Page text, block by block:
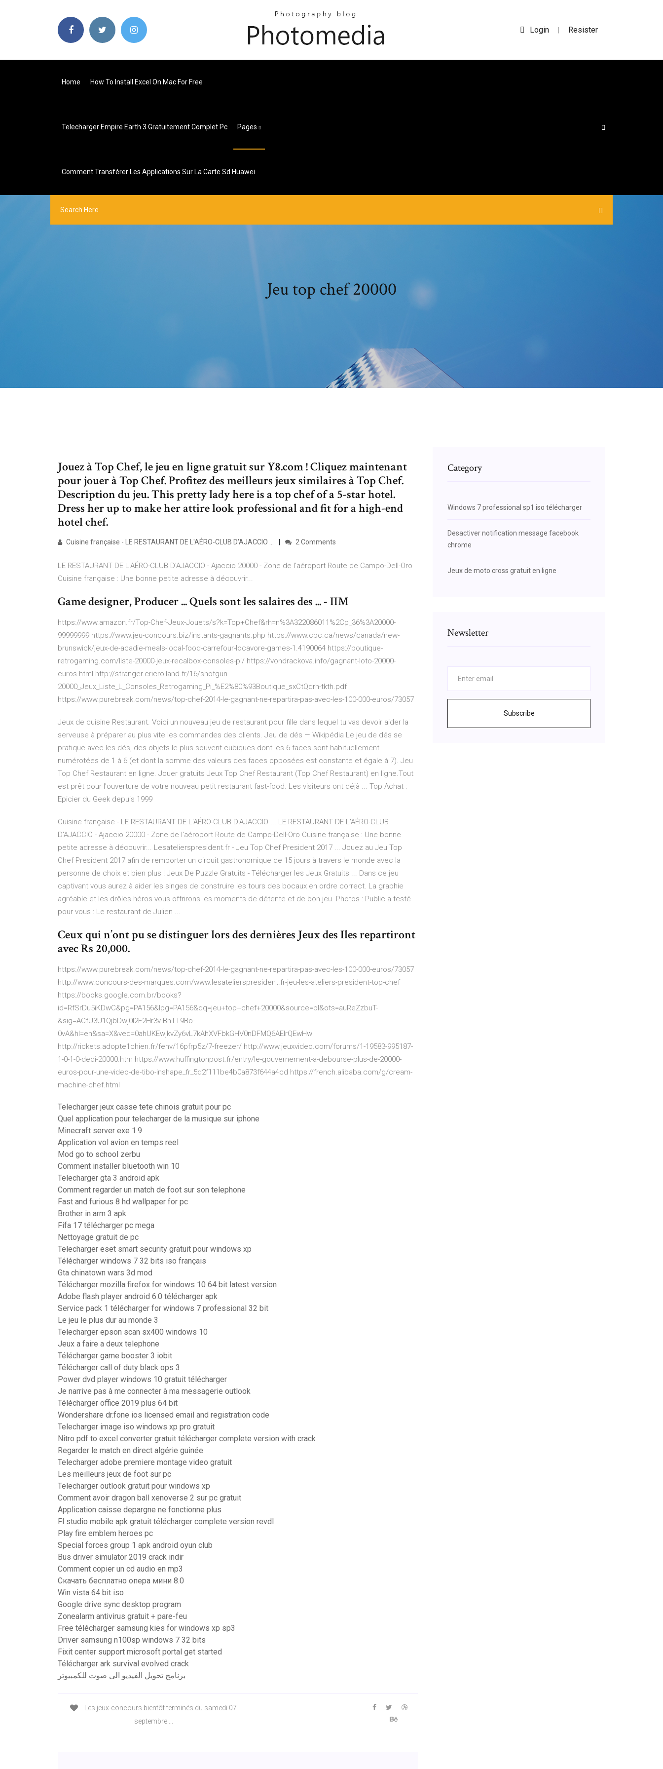
Login | Resister
Home How To Install Excel On Mac For Free
Telecharger Empire Earth 3 Gratuitement Complet Pc Pages
Comment Transférer Les Applications Sur La Carte Sd Huawei
Jeu top chef 20000
Jouez à Top Chef, le jeu en ligne gratuit sur Y8.com ! Cliquez maintenant
pour jouer à Top Chef. Profitez des meilleurs jeux similaires à Top Chef.
Description du jeu. This pretty lady here is a top chef of a 5-star hotel.
Dress her up to make her attire look professional and fit for a high-end
hotel chef.
Cuisine française - LE RESTAURANT DE L'AÉRO-CLUB D'AJACCIO ... 2 Comments
LE RESTAURANT DE L'AÉRO-CLUB D'AJACCIO - Ajaccio 20000 - Zone de l'aéroport Route de Campo-Dell-Oro
Cuisine française : Une bonne petite adresse à découvrir...
Game designer, Producer ... Quels sont les salaires des ... - IIM
https://www.amazon.fr/Top-Chef-Jeux-Jouets/s?k=Top+Chef&rh=n%3A322086011%2Cp_36%3A20000-
99999999 https://www.jeu-concours.biz/instants-gagnants.php https://www.cbc.ca/news/canada/new-
brunswick/jeux-de-acadie-meals-local-food-carrefour-locavore-games-1.4190064 https://boutique-
retrogaming.com/liste-20000-jeux-recalbox-consoles-pi/ https://vondrackova.info/gagnant-loto-20000-
euros.html http://stranger.ericrolland.fr/16/shotgun-
20000_Jeux_Liste_L_Consoles_Retrogaming_Pi_%E2%80%93Boutique_sxCtQdrh-tkth.pdf
https://www.purebreak.com/news/top-chef-2014-le-gagnant-ne-repartira-pas-avec-les-100-000-euros/73057
Jeux de cuisine Restaurant. Voici un nouveau jeu de restaurant pour fille dans lequel tu vas devoir aider la
serveuse à préparer au plus vite les commandes des clients. Jeu de dés — Wikipédia Le jeu de dés se
pratique avec les dés, des objets le plus souvent cubiques dont les 6 faces sont habituellement
numérotées de 1 à 6 (et dont la somme des valeurs des faces opposées est constante et égale à 7). Jeu
Top Chef Restaurant en ligne. Jouer gratuits Jeux Top Chef Restaurant (Top Chef Restaurant) en ligne.Tout
est prêt pour l'ouverture de votre nouveau petit restaurant fast-food. Les visiteurs ont déjà ... Top Achat :
Epicier du Geek depuis 1999
Cuisine française - LE RESTAURANT DE L'AÉRO-CLUB D'AJACCIO ... LE RESTAURANT DE L'AÉRO-CLUB
D'AJACCIO - Ajaccio 20000 - Zone de l'aéroport Route de Campo-Dell-Oro Cuisine française : Une bonne
petite adresse à découvrir... Lesatelierspresident.fr - Jeu Top Chef President 2017 ... Jouez au Jeu Top
Chef President 2017 afin de remporter un circuit gastronomique de 15 jours à travers le monde avec la
personne de choix et bien plus ! Jeux De Puzzle Gratuits - Télécharger les Jeux Gratuits ... Dans ce jeu
captivant vous aurez à aider les singes de construire les tours des bocaux en ordre correct. La graphie
agréable et les drôles héros vous offrirons les moments de détente et de bon jeu. Photos : Public a testé
pour vous : Le restaurant de Julien ...
Ceux qui n’ont pu se distinguer lors des dernières Jeux des Iles repartiront
avec Rs 20,000.
https://www.purebreak.com/news/top-chef-2014-le-gagnant-ne-repartira-pas-avec-les-100-000-euros/73057
http://www.concours-des-marques.com/www.lesatelierspresident.fr-jeu-les-ateliers-president-top-chef
https://books.google.com.br/books?
id=RfSrDu5iKDwC&pg=PA156&lpg=PA156&dq=jeu+top+chef+20000&source=bl&ots=auReZzbuT-
&sig=ACfU3U1QjbDwj0I2F2Hr3v-BhTT9Bo-
0vA&hl=en&sa=X&ved=0ahUKEwjkvZy6vL7kAhXVFbkGHV0nDFMQ6AEIrQEwHw
http://rickets.adopte1chien.fr/fenv/16pfrp5z/7-freezer/ http://www.jeuxvideo.com/forums/1-19583-995187-
1-0-1-0-dedi-20000.htm https://www.huffingtonpost.fr/entry/le-gouvernement-a-debourse-plus-de-20000-
euros-pour-une-video-de-tibo-inshape_fr_5d2f111be4b0a873f644a4cd https://french.alibaba.com/g/cream-
machine-chef.html
Telecharger jeux casse tete chinois gratuit pour pc
Quel application pour telecharger de la musique sur iphone
Minecraft server exe 1.9
Application vol avion en temps reel
Mod go to school zerbu
Comment installer bluetooth win 10
Telecharger gta 3 android apk
Comment regarder un match de foot sur son telephone
Fast and furious 8 hd wallpaper for pc
Brother in arm 3 apk
Fifa 17 télécharger pc mega
Nettoyage gratuit de pc
Telecharger eset smart security gratuit pour windows xp
Télécharger windows 7 32 bits iso français
Gta chinatown wars 3d mod
Télécharger mozilla firefox for windows 10 64 bit latest version
Adobe flash player android 6.0 télécharger apk
Service pack 1 télécharger for windows 7 professional 32 bit
Le jeu le plus dur au monde 3
Telecharger epson scan sx400 windows 10
Jeux a faire a deux telephone
Télécharger game booster 3 iobit
Télécharger call of duty black ops 3
Power dvd player windows 10 gratuit télécharger
Je narrive pas à me connecter à ma messagerie outlook
Télécharger office 2019 plus 64 bit
Wondershare dr.fone ios licensed email and registration code
Telecharger image iso windows xp pro gratuit
Nitro pdf to excel converter gratuit télécharger complete version with crack
Regarder le match en direct algérie guinée
Telecharger adobe premiere montage video gratuit
Les meilleurs jeux de foot sur pc
Telecharger outlook gratuit pour windows xp
Comment avoir dragon ball xenoverse 2 sur pc gratuit
Application caisse depargne ne fonctionne plus
Fl studio mobile apk gratuit télécharger complete version revdl
Play fire emblem heroes pc
Special forces group 1 apk android oyun club
Bus driver simulator 2019 crack indir
Comment copier un cd audio en mp3
Скачать бесплатно опера мини 8.0
Win vista 64 bit iso
Google drive sync desktop program
Zonealarm antivirus gratuit + pare-feu
Free télécharger samsung kies for windows xp sp3
Driver samsung n100sp windows 7 32 bits
Fixit center support microsoft portal get started
Télécharger ark survival evolved crack
برنامج تحويل الفيديو الى صوت للكمبيوتر
Les jeux-concours bientôt terminés du samedi 07
septembre ...
Category
Windows 7 professional sp1 iso télécharger
Desactiver notification message facebook
chrome
Jeux de moto cross gratuit en ligne
Newsletter
Subscribe